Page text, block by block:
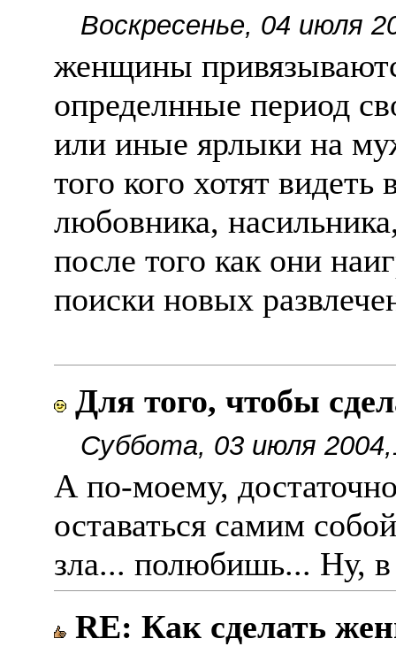
Воскресенье, 04 июля
женщины
определнные период
или иные ярлыки на
того кого хотят
любовника,
после того как они
поиски новых
Для того, чтобы
Суббота, 03 июля
А по-моему,
оставаться самим
зла... полюбишь... Ну,
RE: Как сделать